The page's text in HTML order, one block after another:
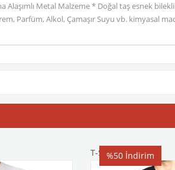
Alaşımlı Metal Malzeme * Doğal taş esnek
Parfüm, Alkol, Çamaşır Suyu vb. kimyasal
T-Shirt
%50 İndirim